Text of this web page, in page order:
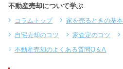
不動産売却について学ぶ
コラムトップ 家を売るときの基本
自宅売却のコツ
家査定のコツ
不動産売却のよくある質問Q＆A